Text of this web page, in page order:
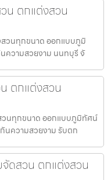
น ตกแต่งสวน
วนทุกขนาด ออกแบบภูมิ
ความสวยงาม นนทบุรี จั
ตกแต่งสวน
วนทุกขนาด ออกแบบภูมิทัศน์
นความสวยงาม รับตก
ดสวน ตกแต่งสวน